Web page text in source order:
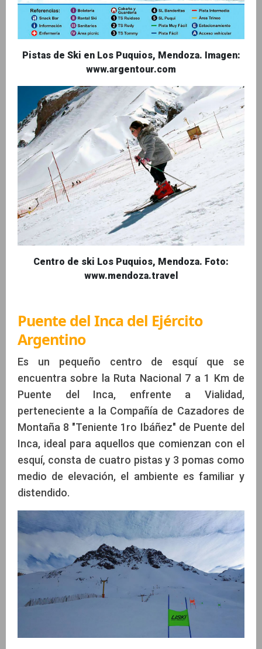
Pistas de Ski en Los Puquios, Mendoza. Imagen:
www.argentour.com
Centro de ski Los Puquios, Mendoza. Foto:
www.mendoza.travel
Puente del Inca del Ejército
Argentino
Es un pequeño centro de esquí que se
encuentra sobre la Ruta Nacional 7 a 1 Km de
Puente del Inca, enfrente a Vialidad,
perteneciente a la Compañía de Cazadores de
Montaña 8 "Teniente 1ro Ibáñez" de Puente del
Inca, ideal para aquellos que comienzan con el
esquí, consta de cuatro pistas y 3 pomas como
medio de elevación, el ambiente es familiar y
distendido.